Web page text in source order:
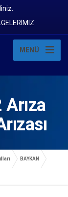
MENÜ
BAYKAN